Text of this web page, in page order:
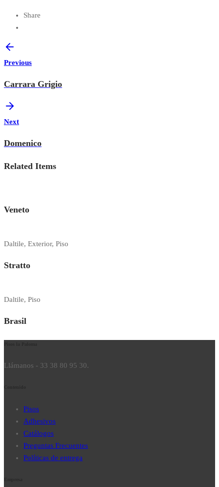
Share
Previous
Carrara Grigio
Next
Domenico
Related Items
Veneto
Daltile, Exterior, Piso
Stratto
Daltile, Piso
Brasil
Llámanos - 33 38 80 95 30.
Pisos
Adhesivos
Catálogos
Preguntas Frecuentes
Políticas de entrega